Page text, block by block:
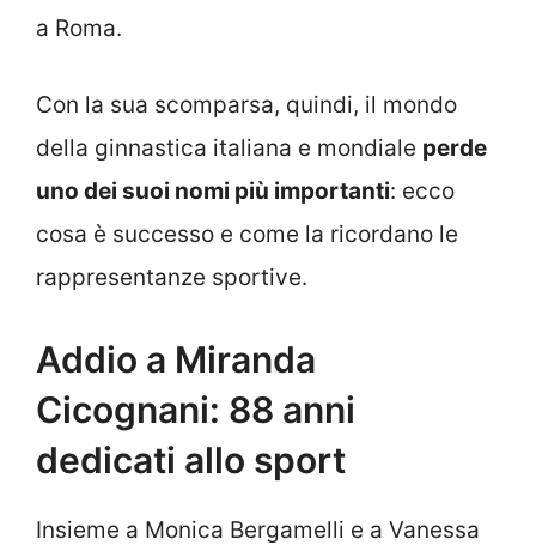
a Roma.
Con la sua scomparsa, quindi, il mondo
della ginnastica italiana e mondiale perde
uno dei suoi nomi più importanti: ecco
cosa è successo e come la ricordano le
rappresentanze sportive.
Addio a Miranda
Cicognani: 88 anni
dedicati allo sport
Insieme a Monica Bergamelli e a Vanessa